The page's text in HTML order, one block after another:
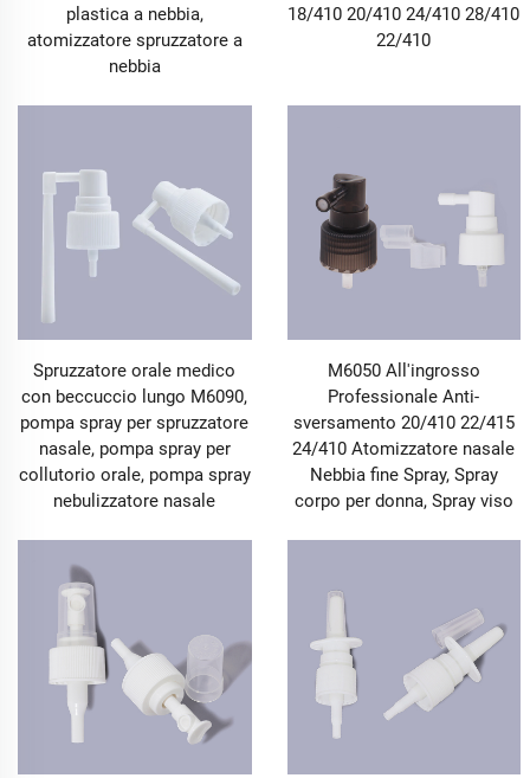
plastica a nebbia,
atomizzatore spruzzatore a
nebbia
18/410 20/410 24/410 28/410
22/410
Spruzzatore orale medico
con beccuccio lungo M6090,
pompa spray per spruzzatore
nasale, pompa spray per
collutorio orale, pompa spray
nebulizzatore nasale
M6050 All'ingrosso
Professionale Anti-
sversamento 20/410 22/415
24/410 Atomizzatore nasale
Nebbia fine Spray, Spray
corpo per donna, Spray viso